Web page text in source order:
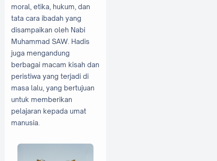
moral, etika, hukum, dan
tata cara ibadah yang
disampaikan oleh Nabi
Muhammad SAW. Hadis
juga mengandung
berbagai macam kisah dan
peristiwa yang terjadi di
masa lalu, yang bertujuan
untuk memberikan
pelajaran kepada umat
manusia.